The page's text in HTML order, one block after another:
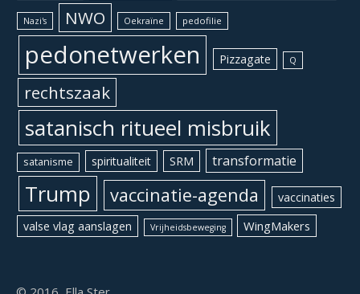
Nazi's NWO Oekraïne pedofilie
pedonetwerken Pizzagate Q
rechtszaak
satanisch ritueel misbruik
satanisme spiritualiteit SRM transformatie
Trump vaccinatie-agenda
vaccinaties
valse vlag aanslagen
Vrijheidsbeweging WingMakers